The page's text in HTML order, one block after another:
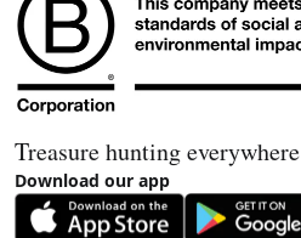
Treasure hunting everywhere
Download our app